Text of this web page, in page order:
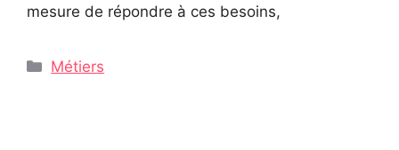
mesure de répondre à ces besoins,
Catégories
Métiers